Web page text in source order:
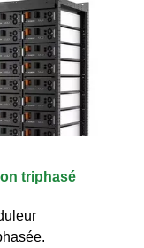
triphasé